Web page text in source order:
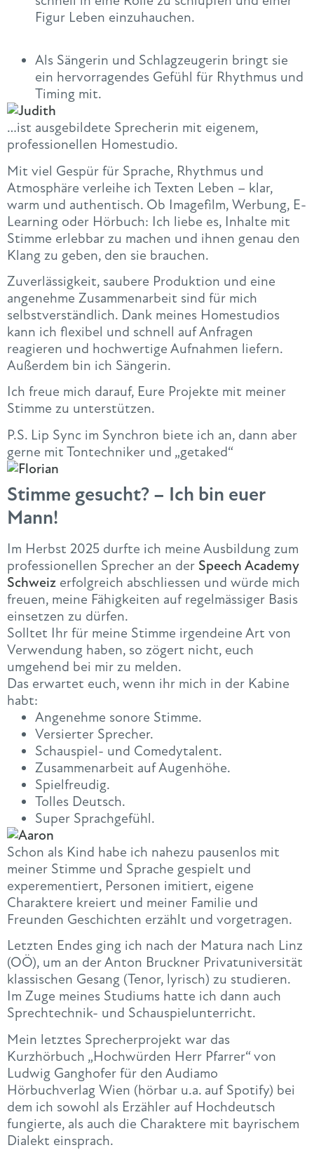
Figur Leben einzuhauchen.
Als Sängerin und Schlagzeugerin bringt sie
ein hervorragendes Gefühl für Rhythmus und
Timing mit.
…ist ausgebildete Sprecherin mit eigenem,
professionellen Homestudio.
Mit viel Gespür für Sprache, Rhythmus und
Atmosphäre verleihe ich Texten Leben – klar,
warm und authentisch. Ob Imagefilm, Werbung, E-
Learning oder Hörbuch: Ich liebe es, Inhalte mit
Stimme erlebbar zu machen und ihnen genau den
Klang zu geben, den sie brauchen.
Zuverlässigkeit, saubere Produktion und eine
angenehme Zusammenarbeit sind für mich
selbstverständlich. Dank meines Homestudios
kann ich flexibel und schnell auf Anfragen
reagieren und hochwertige Aufnahmen liefern.
Außerdem bin ich Sängerin.
Ich freue mich darauf, Eure Projekte mit meiner
Stimme zu unterstützen.
P.S. Lip Sync im Synchron biete ich an, dann aber
gerne mit Tontechniker und „getaked“
Stimme gesucht? – Ich bin euer
Mann!
Im Herbst 2025 durfte ich meine Ausbildung zum
professionellen Sprecher an der Speech Academy
Schweiz erfolgreich abschliessen und würde mich
freuen, meine Fähigkeiten auf regelmässiger Basis
einsetzen zu dürfen.
Solltet Ihr für meine Stimme irgendeine Art von
Verwendung haben, so zögert nicht, euch
umgehend bei mir zu melden.
Das erwartet euch, wenn ihr mich in der Kabine
habt:
Angenehme sonore Stimme.
Versierter Sprecher.
Schauspiel- und Comedytalent.
Zusammenarbeit auf Augenhöhe.
Spielfreudig.
Tolles Deutsch.
Super Sprachgefühl.
Schon als Kind habe ich nahezu pausenlos mit
meiner Stimme und Sprache gespielt und
experementiert, Personen imitiert, eigene
Charaktere kreiert und meiner Familie und
Freunden Geschichten erzählt und vorgetragen.
Letzten Endes ging ich nach der Matura nach Linz
(OÖ), um an der Anton Bruckner Privatuniversität
klassischen Gesang (Tenor, lyrisch) zu studieren.
Im Zuge meines Studiums hatte ich dann auch
Sprechtechnik- und Schauspielunterricht.
Mein letztes Sprecherprojekt war das
Kurzhörbuch „Hochwürden Herr Pfarrer“ von
Ludwig Ganghofer für den Audiamo
Hörbuchverlag Wien (hörbar u.a. auf Spotify) bei
dem ich sowohl als Erzähler auf Hochdeutsch
fungierte, als auch die Charaktere mit bayrischem
Dialekt einsprach.